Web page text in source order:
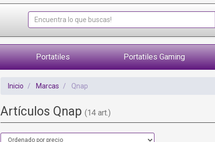
Portatiles Portatiles Gaming
Inicio Marcas Qnap
Artículos Qnap (14 art.)